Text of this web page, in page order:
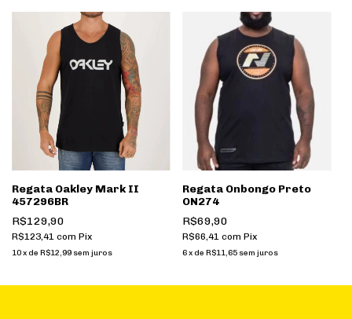
Regata Oakley Mark II
457296BR
R$129,90
R$123,41 com Pix
10x de R$12,99 sem juros
Regata Onbongo Preto
ON274
R$69,90
R$66,41 com Pix
6 x de R$11,65 sem juros